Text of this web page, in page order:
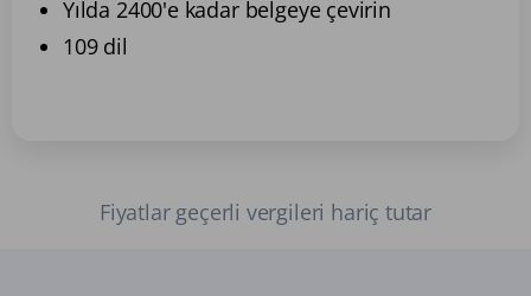
Yılda 2400'e kadar belgeye çevirin
109 dil
Fiyatlar geçerli vergileri hariç tutar